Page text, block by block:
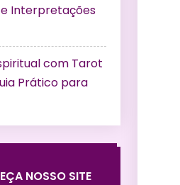
Interpretações
com Tarot
Prático para
NOSSO SITE